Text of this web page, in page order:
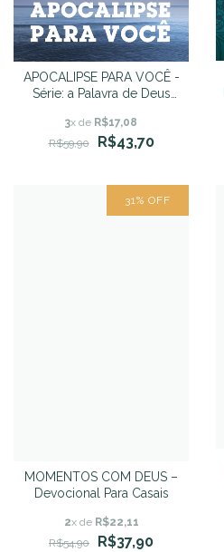
APOCALIPSE PARA VOCÊ -
Série: a Palavra de Deus
3x de R$17,08
R$59,90
R$43,70
31% OFF
MOMENTOS COM DEUS –
Devocional Para Casais
2x de R$22,11
R$54,90
R$37,90